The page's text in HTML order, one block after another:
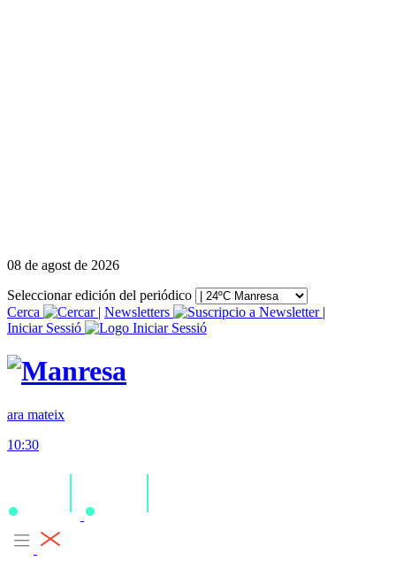
08 de agost de 2026
Seleccionar edición del periódico
Cerca
| Newsletters
|
Iniciar Sessió
ara mateix
10:30